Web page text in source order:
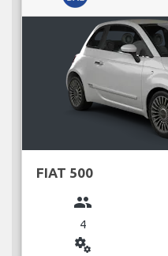
FIAT 500
group
4
miscellaneous_services